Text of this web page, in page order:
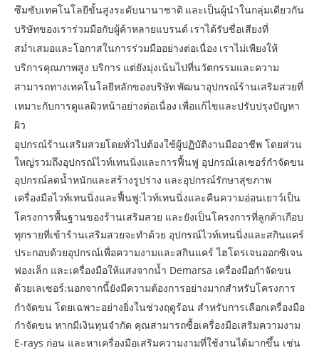
ซึมซับเทคโนโลยีขั้นสูงระดับนานาชาติ และเป็นผู้นำในกลุ่มเดียวกัน
บริษัทของเราร่วมมือกับผู้ค้าหลายแบรนด์ เราได้รับชื่อเสียงที่
สม่ำเสมอและโอกาสในการร่วมมืออย่างต่อเนื่อง เราไม่เพียงให้
บริการคุณภาพสูง บริการ แต่ยังมุ่งเน้นไปที่นวัตกรรมและความ
สามารถทางเทคโนโลยีหลักของบริษัท พัฒนาอุปกรณ์ร้านเสริมสวยที่
เหมาะกับการดูแลผิวหน้าอย่างต่อเนื่อง เพื่อแก้ไขและปรับปรุงปัญหา
ผิว
อุปกรณ์ร้านเสริมสวยโดยทั่วไปต้องใช้ผู้ปฏิบัติงานมืออาชีพ โดยส่วน
ใหญ่รวมถึงอุปกรณ์ไวท์เทนนิ่งและการฟื้นฟู อุปกรณ์เลเซอร์กำจัดขน
อุปกรณ์ลดน้ำหนักและสร้างรูปร่าง และอุปกรณ์รักษาสุขภาพ
เครื่องมือไวท์เทนนิ่งและฟื้นฟู:ไวท์เทนนิ่งและคืนความอ่อนเยาว์เป็น
โครงการพื้นฐานของร้านเสริมสวย และยังเป็นโครงการที่ลูกค้าเกือบ
ทุกรายที่เข้าร้านเสริมสวยจะทำด้วย อุปกรณ์ไวท์เทนนิ่งและสกินแคร์
ประกอบด้วยอุปกรณ์เพื่อความงามและสกินแคร์ ไฮโดรเจนออกซิเจน
ฟองเล็ก และเครื่องมือให้แสงจากน้ำ Demarsa เครื่องมือกำจัดขน
ด้วยเลเซอร์:นอกจากนี้ยังมีความต้องการอย่างมากสำหรับโครงการ
กำจัดขน โดยเฉพาะอย่างยิ่งในช่วงฤดูร้อน สำหรับการเลือกเครื่องมือ
กำจัดขน หากมีเงินทุนจำกัด คุณสามารถซื้อเครื่องมือเสริมความงาม
E-rays ก่อน และหาเครื่องมือเสริมความงามที่ใช้งานได้มากขึ้น เช่น